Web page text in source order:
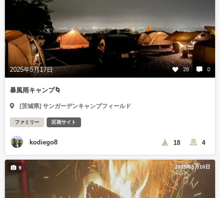
2025年5月17日 28 0
暴風雨キャンプ🌀
[茨城県] サンガーデンキャンプフィールド
ファミリー 区画サイト
kodiego8 18 4
2025年5月10日
9